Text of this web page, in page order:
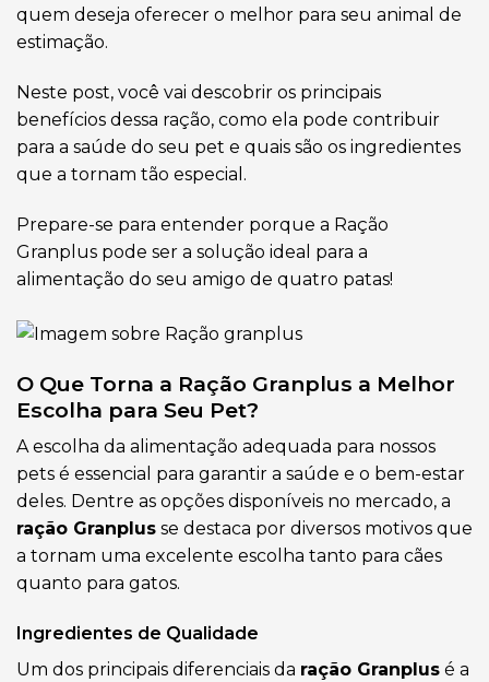
quem deseja oferecer o melhor para seu animal de
estimação.
Neste post, você vai descobrir os principais
benefícios dessa ração, como ela pode contribuir
para a saúde do seu pet e quais são os ingredientes
que a tornam tão especial.
Prepare-se para entender porque a Ração
Granplus pode ser a solução ideal para a
alimentação do seu amigo de quatro patas!
O Que Torna a Ração Granplus a Melhor
Escolha para Seu Pet?
A escolha da alimentação adequada para nossos
pets é essencial para garantir a saúde e o bem-estar
deles. Dentre as opções disponíveis no mercado, a
ração Granplus se destaca por diversos motivos que
a tornam uma excelente escolha tanto para cães
quanto para gatos.
Ingredientes de Qualidade
Um dos principais diferenciais da ração Granplus é a